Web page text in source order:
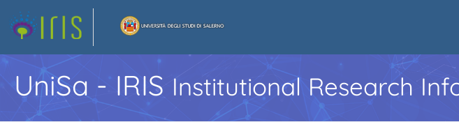
UniSa - IRIS Institutional Research